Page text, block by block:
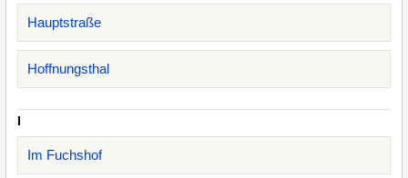
Hauptstraße
Hoffnungsthal
I
Im Fuchshof